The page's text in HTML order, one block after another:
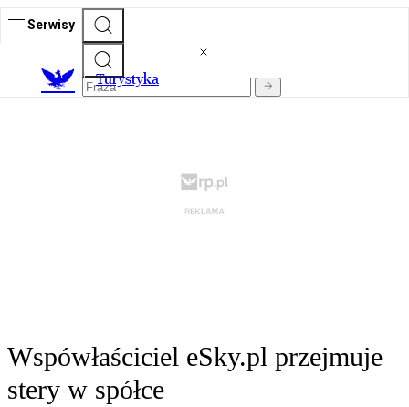
Serwisy
Turystyka
Wspówłaściciel eSky.pl przejmuje
stery w spółce